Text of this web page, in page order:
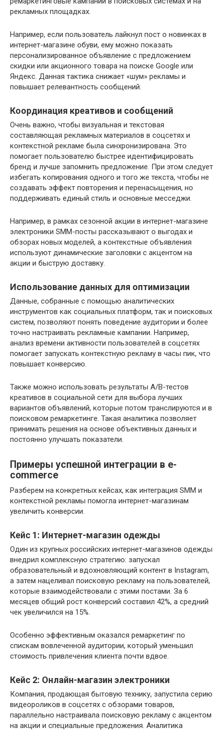
рекламных площадках.
Например, если пользователь лайкнул пост о новинках в
интернет-магазине обуви, ему можно показать
персонализированное объявление с предложением
скидки или акционного товара на поиске Google или
Яндекс. Данная тактика снижает «шум» рекламы и
повышает релевантность сообщений.
Координация креативов и сообщений
Очень важно, чтобы визуальная и текстовая
составляющая рекламных материалов в соцсетях и
контекстной рекламе была синхронизирована. Это
помогает пользователю быстрее идентифицировать
бренд и лучше запомнить предложение. При этом следует
избегать копирования одного и того же текста, чтобы не
создавать эффект повторения и перенасыщения, но
поддерживать единый стиль и основные месседжи.
Например, в рамках сезонной акции в интернет-магазине
электроники SMM-посты рассказывают о выгодах и
обзорах новых моделей, а контекстные объявления
используют динамические заголовки с акцентом на
акции и быструю доставку.
Использование данных для оптимизации
Данные, собранные с помощью аналитических
инструментов как социальных платформ, так и поисковых
систем, позволяют понять поведение аудитории и более
точно настраивать рекламные кампании. Например,
анализ времени активности пользователей в соцсетях
помогает запускать контекстную рекламу в часы пик, что
повышает конверсию.
Также можно использовать результаты A/B-тестов
креативов в социальной сети для выбора лучших
вариантов объявлений, которые потом транслируются и в
поисковом ремаркетинге. Такая аналитика позволяет
принимать решения на основе объективных данных и
постоянно улучшать показатели.
Примеры успешной интеграции в e-
commerce
Разберем на конкретных кейсах, как интеграция SMM и
контекстной рекламы помогла интернет-магазинам
увеличить конверсии.
Кейс 1: Интернет-магазин одежды
Один из крупных российских интернет-магазинов одежды
внедрил комплексную стратегию: запускал
образовательный и вдохновляющий контент в Instagram,
а затем нацеливал поисковую рекламу на пользователей,
которые взаимодействовали с этими постами. За 6
месяцев общий рост конверсий составил 42%, а средний
чек увеличился на 15%.
Особенно эффективным оказался ремаркетинг по
спискам вовлеченной аудитории, который уменьшил
стоимость привлечения клиента почти вдвое.
Кейс 2: Онлайн-магазин электроники
Компания, продающая бытовую технику, запустила серию
видеороликов в соцсетях с обзорами товаров,
параллельно настраивала поисковую рекламу с акцентом
на акции и специальные предложения. Аналитика